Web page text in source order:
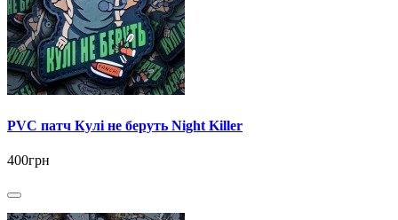
PVC патч Кулі не беруть Night Killer
400грн